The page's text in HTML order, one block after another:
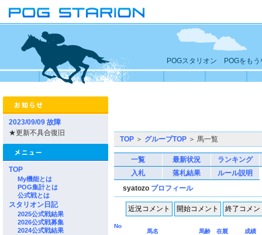
POGスタリオン POGをもう
2023/09/09 故障
★更新不具合復旧
TOP
My機能とは
POG集計とは
公式戦とは
スタリオン日記
2025公式戦結果
2026公式戦募集
2024公式戦結果
TOP ＞ グループTOP ＞ 馬一覧
一覧 最新状況
ランキング
入札
落札結果
ルール説明
syatozo プロフィール
No
馬名
馬齢 在厩 成績